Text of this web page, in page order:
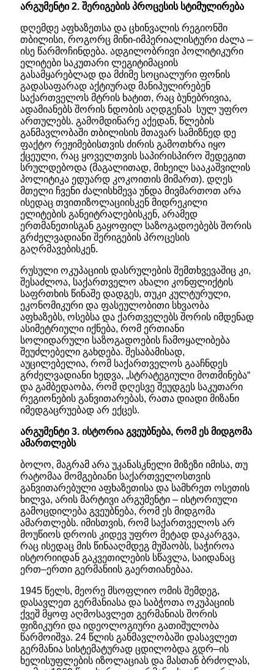
არგუმენტი2. შერიგების პროცესის სტიმულირება
დღემდე აფხაზეთსა და ცხინვალის რეგიონში
თბილისი, როგორც მინი-იმპერიალისტური ძალა –
ისე წარმოჩინდება. ადგილობრივი პოლიტიკური
ელიტები საკუთარი ლეგიტიმაციის
გასამყარებლად და მძიმე სოციალური ფონის
გადასაფარად აქტიურად მანიპულირებენ
საქართველოს მტრის ხატით, რაც ბუნებრივია,
ადამიანებს შორის ნდობის აღდგენას სულ უფრო
ართულებს. გამომდინარე აქედან, წლების
განმავლობაში თბილისის მთავარ სამიზნედ დე
ფაქტო რეჟიმებისთვის ძირის გამოთხრა იყო
ქცეული, რაც ყოველთვის საპირისპირო შედეგით
სრულდებოდა (მაგალითად, მიხეილ სააკაშვილის
პოლიტიკა ედუარდ კოკოითის მიმართ). დღეს
მთელი ჩვენი ძალისხმევა უნდა მივმართოთ არა
ისედაც თვითიზოლაციისკენ მიდრეკილი
ელიტების განეიტრალებისკენ, არამედ
ერთმანეთისგან გაყოფილ საზოგადოებებს შორის
გრძელვადიანი შერიგების პროცესის
გაღრმავებისკენ.
რუსული ოკუპაციის დასრულების შემთხვევაშიც კი,
შესაძლოა, საქართველო ახალი კონფლიქტის
საფრთხის წინაშე დადგეს, თუკი კულტურული,
ეკონომიკური და ფასეულობითი სხვაობა
აფხაზებს, ოსებსა და ქართველებს შორის იმდენად
ასიმეტრიული იქნება, რომ ერთიანი
სოლიდარული საზოგადოების ჩამოყალიბება
შეუძლებელი გახდება. შესაბამისად,
აუცილებელია, რომ საქართველოს გააჩნდეს
გრძელვადიანი ხედვა, „სტრატეგიული მოთმინება“
და გამბედაობა, რომ დღესვე შეუდგეს საკუთარი
რეგიონების განვითარებას, რათა დიადი მიზანი
იმედგაცრუებად არ ექცეს.
არგუმენტი 3. ისტორია გვეუბნება, რომ ეს მიდგომა
ამართლებს
ბოლო, მაგრამ არა უკანასკნელი მიზეზი იმისა, თუ
რატომაა მომგებიანი საქართველოსთვის
განვითარებული აფხაზეთისა და სამხრეთ ოსეთის
ხილვა, არის მარტივი არგუმენტი – ისტორიული
გამოცდილება გვეუბნება, რომ ეს მიდგომა
ამართლებს. იმისთვის, რომ საქართველოს არ
მოუწიოს დროის კიდევ უფრო მეტად დაკარგვა,
რაც ისედაც მის წინააღმდეგ მუშაობს, საჭიროა
ისტორიიდან გაკვეთილების სწავლა, საიდანაც
ერთ–ერთი გერმანიის გაერთიანებაა.
1945 წელს, მეორე მსოფლიო ომის შემდეგ,
დასავლეთ გერმანიასა და საბჭოთა ოკუპაციის
ქვეშ მყოფ აღმოსავლეთ გერმანიას შორის
ფიზიკური და იდეოლოგიური გათიშულობა
წარმოიშვა. 24 წლის განმავლობაში დასავლეთ
გერმანია სისტემატურად ცდილობდა გდრ–ის
ხელისუფლების იზოლაციას და მასთან ბრძოლას,